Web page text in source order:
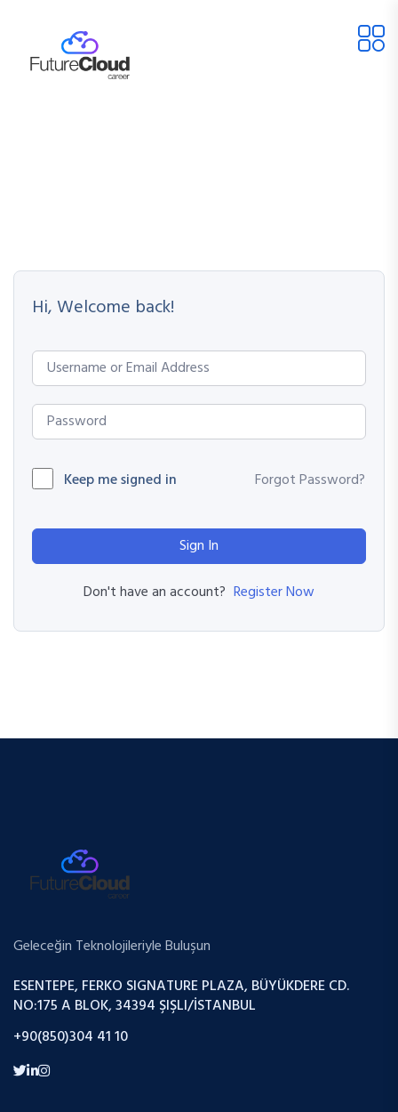
Hi, Welcome back!
Keep me signed in Forgot Password?
Sign In
Don't have an account? Register Now
Geleceğin Teknolojileriyle Buluşun
ESENTEPE, FERKO SIGNATURE PLAZA, BÜYÜKDERE CD.
NO:175 A BLOK, 34394 ŞIŞLI/İSTANBUL
+90(850)304 41 10